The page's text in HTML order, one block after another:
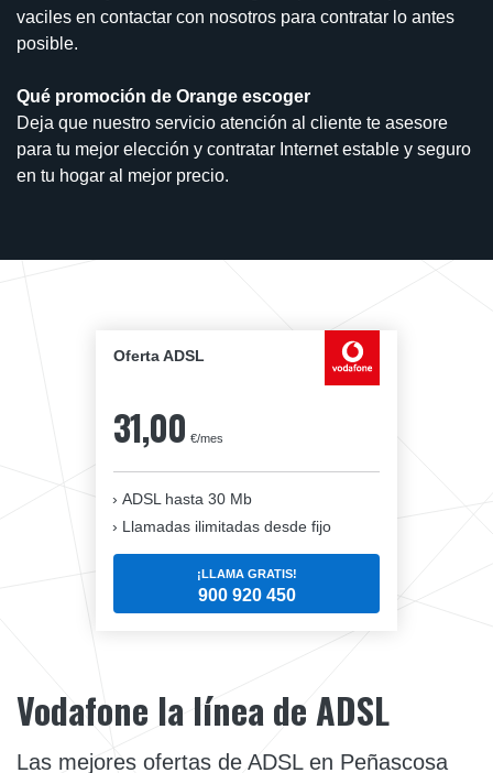
vaciles en contactar con nosotros para contratar lo antes
posible.
Qué promoción de Orange escoger
Deja que nuestro servicio atención al cliente te asesore
para tu mejor elección y contratar Internet estable y seguro
en tu hogar al mejor precio.
Oferta ADSL
31,00 €/mes
ADSL hasta 30 Mb
Llamadas ilimitadas desde fijo
¡LLAMA GRATIS!
900 920 450
Vodafone la línea de ADSL
Las mejores ofertas de ADSL en Peñascosa